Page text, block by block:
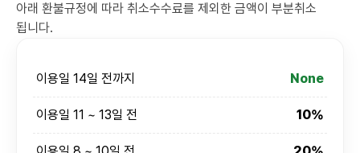
아래 환불규정에 따라 취소수수료를 제외한 금액이 부분취소
됩니다.
이용일 14일 전까지 None
이용일 11 ~ 13일 전 10%